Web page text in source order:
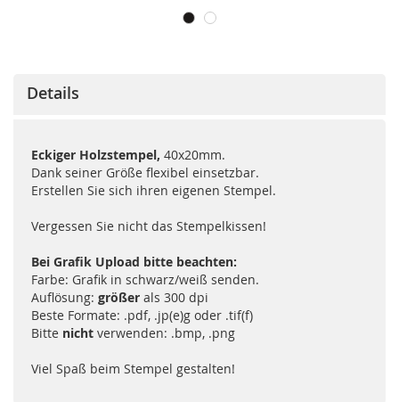
Details
Eckiger Holzstempel, 40x20mm.
Dank seiner Größe flexibel einsetzbar.
Erstellen Sie sich ihren eigenen Stempel.
Vergessen Sie nicht das Stempelkissen!
Bei Grafik Upload bitte beachten:
Farbe: Grafik in schwarz/weiß senden.
Auflösung: größer als 300 dpi
Beste Formate: .pdf, .jp(e)g oder .tif(f)
Bitte nicht verwenden: .bmp, .png
Viel Spaß beim Stempel gestalten!